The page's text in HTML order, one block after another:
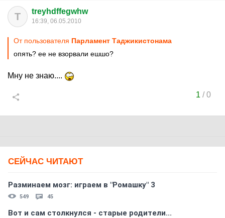
T treyhdffegwhw
16:39, 06.05.2010
От пользователя Парламент Таджикистонама
опять? ее не взорвали ешшо?
Мну не знаю....
1 /0
СЕЙЧАС ЧИТАЮТ
Разминаем мозг: играем в "Ромашку" 3
549 45
Вот и сам столкнулся - старые родители...